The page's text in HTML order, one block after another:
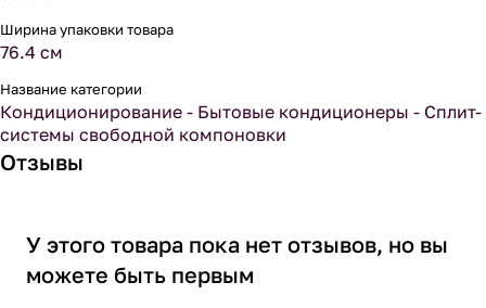
Ширина упаковки товара
76.4 см
Название категории
Кондиционирование - Бытовые кондиционеры - Сплит-
системы свободной компоновки
Отзывы
У этого товара пока нет отзывов, но вы
можете быть первым